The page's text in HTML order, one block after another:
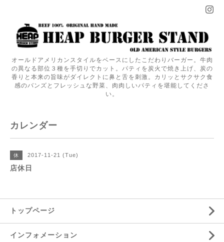
オールドアメリカンスタイルをベースにしたこだわりバーガー。牛肉
の異なる部位３種を手切りでカット。パティを炭火で焼き上げ、炭の
香りと本来の旨味がダイレクトに鼻と舌を刺激。カリッとサクサク食
感のバンズとフレッシュな野菜、肉肉しいパティを堪能してくださ
い。
カレンダー
休 2017-11-21 (Tue)
店休日
トップページ
インフォメーション